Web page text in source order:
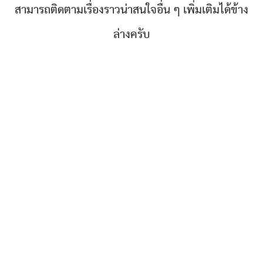
สามารถติดตามเรื่องราวน่าสนใจอื่น ๆ เพิ่มเติมได้ข้าง
ล่างครับ